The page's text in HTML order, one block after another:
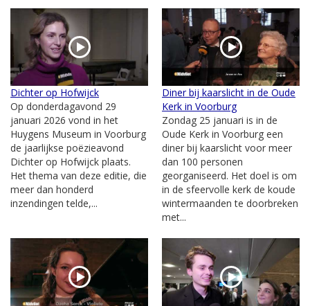
Dichter op Hofwijck
Op donderdagavond 29
januari 2026 vond in het
Huygens Museum in Voorburg
de jaarlijkse poëzieavond
Dichter op Hofwijck plaats.
Het thema van deze editie, die
meer dan honderd
inzendingen telde,...
Diner bij kaarslicht in de Oude
Kerk in Voorburg
Zondag 25 januari is in de
Oude Kerk in Voorburg een
diner bij kaarslicht voor meer
dan 100 personen
georganiseerd. Het doel is om
in de sfeervolle kerk de koude
wintermaanden te doorbreken
met...